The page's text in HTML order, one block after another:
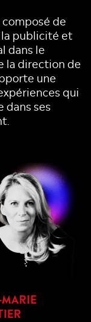
composé de
publicité et
dans le
la direction de
une
qui
dans ses